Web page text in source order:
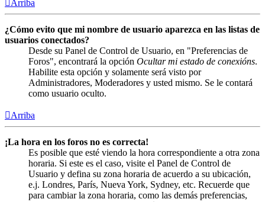
Arriba
¿Cómo evito que mi nombre de usuario aparezca en las listas de
usuarios conectados?
Desde su Panel de Control de Usuario, en "Preferencias de
Foros", encontrará la opción Ocultar mi estado de conexións.
Habilite esta opción y solamente será visto por
Administradores, Moderadores y usted mismo. Se le contará
como usuario oculto.
Arriba
¡La hora en los foros no es correcta!
Es posible que esté viendo la hora correspondiente a otra zona
horaria. Si este es el caso, visite el Panel de Control de
Usuario y defina su zona horaria de acuerdo a su ubicación,
e.j. Londres, París, Nueva York, Sydney, etc. Recuerde que
para cambiar la zona horaria, como las demás preferencias,